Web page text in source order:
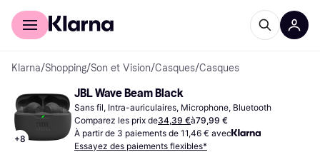
Acheter avec Klarna
Klarna/Shopping/Son et Vision/Casques/Casques
+8
JBL Wave Beam Black
Sans fil, Intra-auriculaires, Microphone, Bluetooth
Comparez les prix de34,39 €à79,99 €
À partir de 3 paiements de 11,46 € avec
Essayez des paiements flexibles*